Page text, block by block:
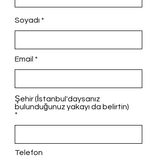
Soyadı
Email
Şehir (İstanbul'daysanız
bulunduğunuz yakayı da belirtin)
Telefon